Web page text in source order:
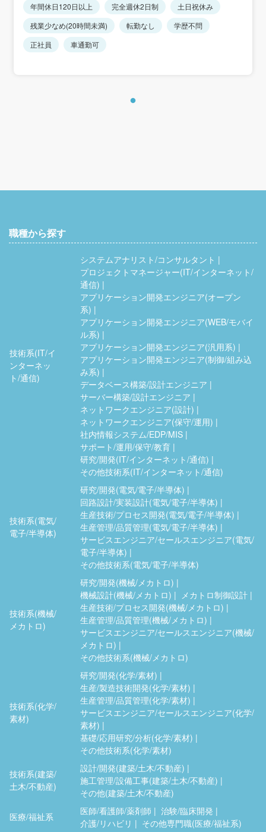
年間休日120日以上 完全週休2日制
土日祝休み
残業少なめ(20時間未満)
転勤なし
学歴不問
正社員
車通勤可
職種から探す
技術系(IT/イ
ンターネッ
ト/通信)
システムアナリスト/コンサルタント
プロジェクトマネージャー(IT/インターネット/
通信)
アプリケーション開発エンジニア(オープン
系)
アプリケーション開発エンジニア(WEB/モバイ
ル系)
アプリケーション開発エンジニア(汎用系)
アプリケーション開発エンジニア(制御/組み込
み系)
データベース構築/設計エンジニア
サーバー構築/設計エンジニア
ネットワークエンジニア(設計)
ネットワークエンジニア(保守/運用)
社内情報システム/EDP/MIS
サポート/運用/保守/教育
研究/開発(IT/インターネット/通信)
その他技術系(IT/インターネット/通信)
技術系(電気/
電子/半導体)
研究/開発(電気/電子/半導体)
回路設計/実装設計(電気/電子/半導体)
生産技術/プロセス開発(電気/電子/半導体)
生産管理/品質管理(電気/電子/半導体)
サービスエンジニア/セールスエンジニア(電気/
電子/半導体)
その他技術系(電気/電子/半導体)
技術系(機械/
メカトロ)
研究/開発(機械/メカトロ)
機械設計(機械/メカトロ)
メカトロ制御設計
生産技術/プロセス開発(機械/メカトロ)
生産管理/品質管理(機械/メカトロ)
サービスエンジニア/セールスエンジニア(機械/
メカトロ)
その他技術系(機械/メカトロ)
技術系(化学/
素材)
研究/開発(化学/素材)
生産/製造技術開発(化学/素材)
生産管理/品質管理(化学/素材)
サービスエンジニア/セールスエンジニア(化学/
素材)
基礎/応用研究/分析(化学/素材)
その他技術系(化学/素材)
技術系(建築/
土木/不動産)
設計/開発(建築/土木/不動産)
施工管理/設備工事(建築/土木/不動産)
その他(建築/土木/不動産)
医療/福祉系
医師/看護師/薬剤師
治験/臨床開発
介護/リハビリ
その他専門職(医療/福祉系)